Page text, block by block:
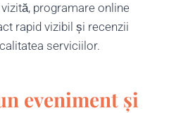
programare online
rapid vizibil și recenzii
serviciilor.
eveniment și